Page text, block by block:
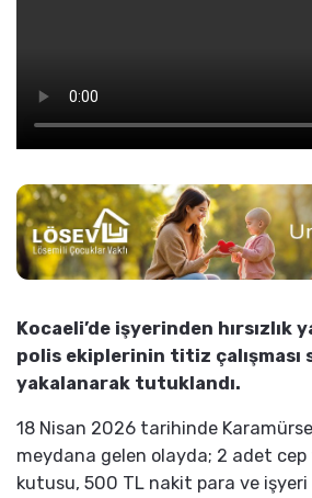
Kocaeli’de işyerinden hırsızlık
polis ekiplerinin titiz çalışması
yakalanarak tutuklandı.
18 Nisan 2026 tarihinde
meydana gelen olayda; 2 adet
kutusu, 500 TL nakit para ve